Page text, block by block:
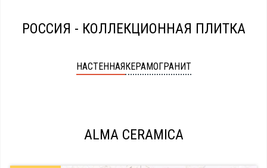
РОССИЯ - КОЛЛЕКЦИОННАЯ ПЛИТКА
НАСТЕННАЯ КЕРАМОГРАНИТ
ALMA CERAMICA